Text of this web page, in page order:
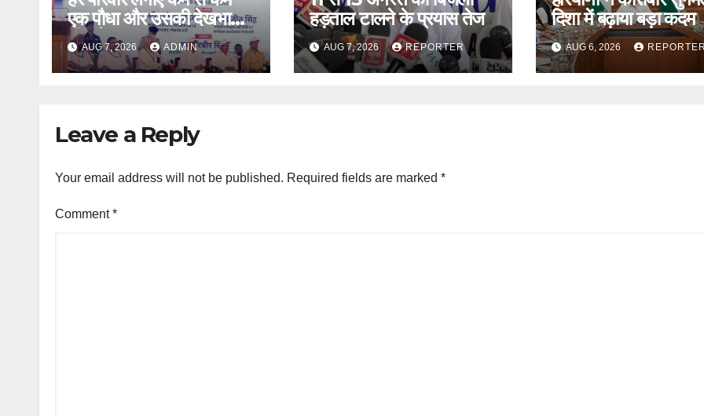
एक पौधा और उसकी देखभाल
भी करे – CM
AUG 7, 2026 ADMIN
हड़ताल टालने के प्रयास तेज
AUG 7, 2026 REPORTER
दिशा में बढ़ाया बड़ा कदम
AUG 6, 2026
Leave a Reply
Your email address will not be published. Required fields are marked *
Comment*